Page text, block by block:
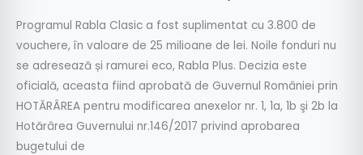
Programul Rabla Clasic a fost suplimentat cu 3.800 de
vouchere, în valoare de 25 milioane de lei. Noile fonduri nu
se adresează și ramurei eco, Rabla Plus. Decizia este
oficială, aceasta fiind aprobată de Guvernul României prin
HOTĂRÂREA pentru modificarea anexelor nr. 1, 1a, 1b şi 2b la
Hotărârea Guvernului nr.146/2017 privind aprobarea
bugetului de